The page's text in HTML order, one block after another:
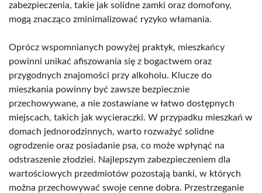
zabezpieczenia, takie jak solidne zamki oraz domofony,
mogą znacząco zminimalizować ryzyko włamania.
Oprócz wspomnianych powyżej praktyk, mieszkańcy
powinni unikać afiszowania się z bogactwem oraz
przygodnych znajomości przy alkoholu. Klucze do
mieszkania powinny być zawsze bezpiecznie
przechowywane, a nie zostawiane w łatwo dostępnych
miejscach, takich jak wycieraczki. W przypadku mieszkań w
domach jednorodzinnych, warto rozważyć solidne
ogrodzenie oraz posiadanie psa, co może wpłynąć na
odstraszenie złodziei. Najlepszym zabezpieczeniem dla
wartościowych przedmiotów pozostają banki, w których
można przechowywać swoje cenne dobra. Przestrzeganie